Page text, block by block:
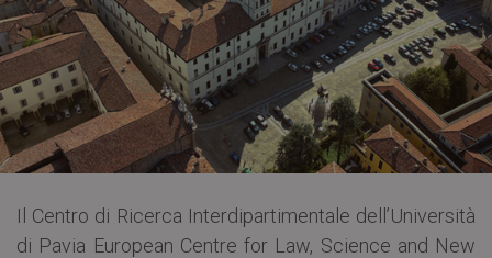
Il Centro di Ricerca Interdipartimentale dell’Università
di Pavia European Centre for Law, Science and New